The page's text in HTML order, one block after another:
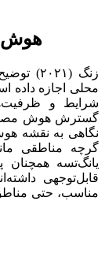
هوش
زنگ
محلی اجازه داده
شرایط و
گسترش هوش
نگاهی به نقشه
گرچه مناطقی
یانگ‌‌‌تسه همچنان
قابل‌توجهی
مناسب، حتی مناطق